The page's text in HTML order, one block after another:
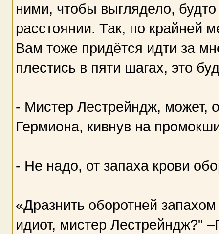
ними, чтобы выглядело,
расстоянии. Так, по крайней
Вам тоже придётся идти за
плестись в пяти шагах, это
- Мистер Лестрейндж, может,
Гермиона, кивнув на
- Не надо, от запаха крови
«Дразнить оборотней
идиот, мистер Лестрейндж?"